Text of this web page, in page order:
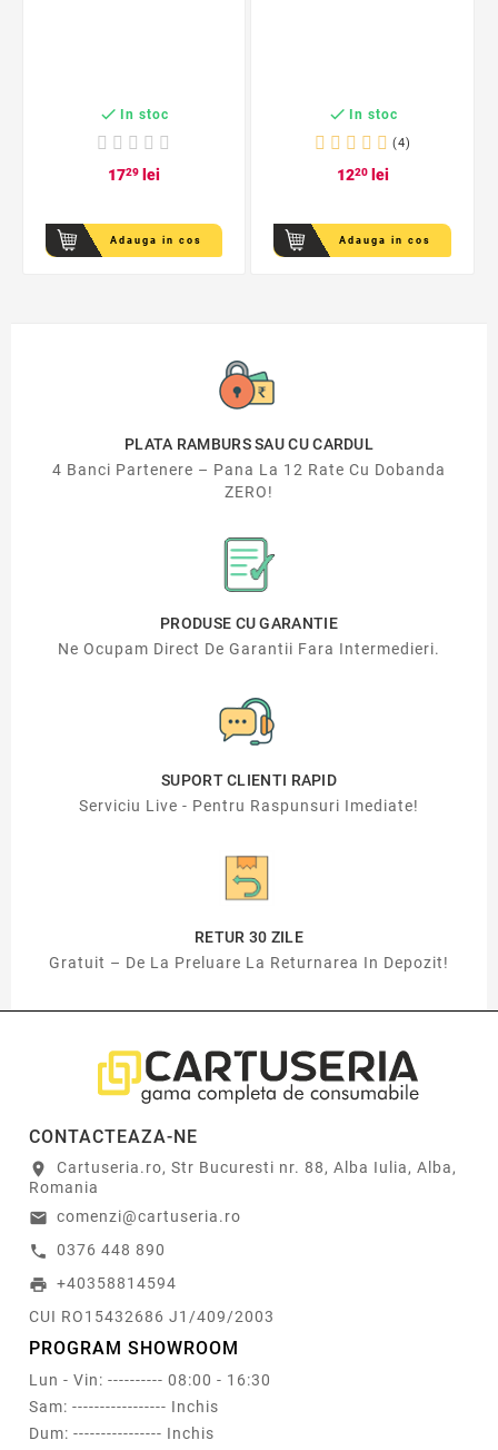
 In stoc
1729lei
Adauga in cos
 In stoc
(4)
1220lei
Adauga in cos
PLATA RAMBURS SAU CU CARDUL
4 Banci Partenere – Pana La 12 Rate Cu Dobanda
ZERO!
PRODUSE CU GARANTIE
Ne Ocupam Direct De Garantii Fara Intermedieri.
SUPORT CLIENTI RAPID
Serviciu Live - Pentru Raspunsuri Imediate!
RETUR 30 ZILE
Gratuit – De La Preluare La Returnarea In Depozit!
CONTACTEAZA-NE
location_on
Cartuseria.ro, Str Bucuresti nr. 88, Alba Iulia, Alba,
Romania
email comenzi@cartuseria.ro
call 0376 448 890
print +40358814594
CUI RO15432686 J1/409/2003
PROGRAM SHOWROOM
Lun - Vin: ---------- 08:00 - 16:30
Sam: ----------------- Inchis
Dum: ---------------- Inchis